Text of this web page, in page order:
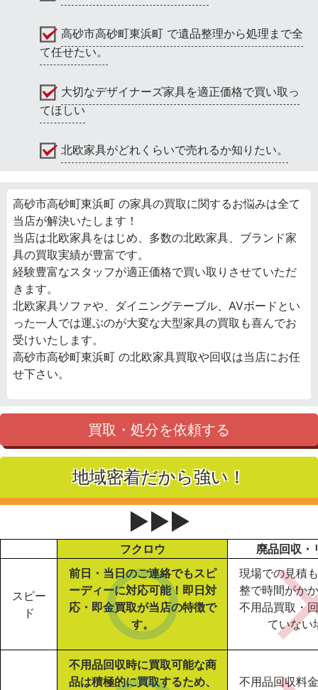
高砂市高砂町東浜町 で遺品整理から処理まで全
て任せたい。
大切なデザイナーズ家具を適正価格で買い取っ
てほしい
北欧家具がどれくらいで売れるか知りたい。
高砂市高砂町東浜町 の家具の買取に関するお悩みは全て
当店が解決いたします！
当店は北欧家具をはじめ、多数の北欧家具、ブランド家
具の買取実績が豊富です。
経験豊富なスタッフが適正価格で買い取りさせていただ
きます。
北欧家具ソファや、ダイニングテーブル、AVボードとい
った一人では運ぶのが大変な大型家具の買取も喜んでお
受けいたします。
高砂市高砂町東浜町 の北欧家具買取や回収は当店にお任
せ下さい。
買取・処分を依頼する
地域密着だから強い！
▶▶▶
フクロウ 廃品回収・
スピー
ド
前日・当日のご連絡でもスピ
ーディーに対応可能！即日対
応・即金買取が当店の特徴で
す。
現場での見積
整で時間がか
不用品買取・
ていない
不用品回収時に買取可能な商
品は積極的に買取するため、
不用品回収料